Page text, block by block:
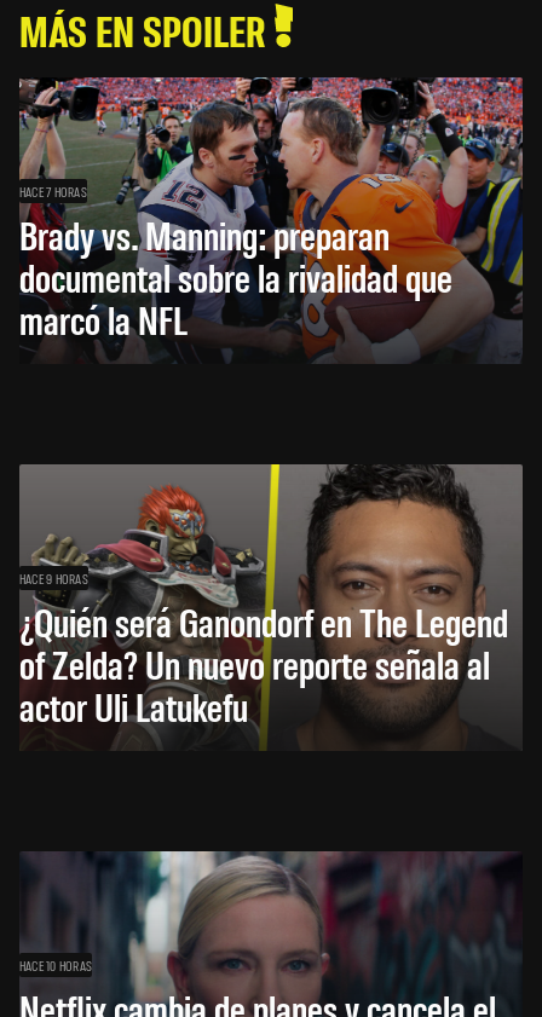
MÁS EN SPOILER
HACE 7 HORAS
Brady vs. Manning: preparan
documental sobre la rivalidad que
marcó la NFL
HACE 9 HORAS
¿Quién será Ganondorf en The Legend
of Zelda? Un nuevo reporte señala al
actor Uli Latukefu
HACE 10 HORAS